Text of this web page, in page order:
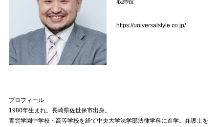
https://universalstyle.co.jp/
プロフィール
1980年生まれ。長崎県佐世保市出身。
青雲学園中学校・高等学校を経て中央大学法学部法律学科に進学。弁護士を